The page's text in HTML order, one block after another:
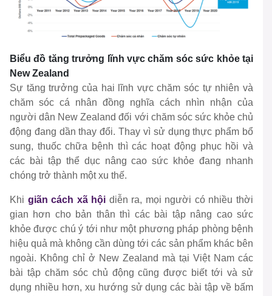
Biểu đồ tăng trưởng lĩnh vực chăm sóc sức khỏe tại
New Zealand
Sự tăng trưởng của hai lĩnh vực chăm sóc tự nhiên và
chăm sóc cá nhân đồng nghĩa cách nhìn nhận của
người dân New Zealand đối với chăm sóc sức khỏe chủ
động đang dần thay đổi. Thay vì sử dụng thực phẩm bổ
sung, thuốc chữa bệnh thì các hoạt động phục hồi và
các bài tập thể dục nâng cao sức khỏe đang nhanh
chóng trở thành một xu thế.
Khi giãn cách xã hội diễn ra, mọi người có nhiều thời
gian hơn cho bản thân thì các bài tập nâng cao sức
khỏe được chú ý tới như một phương pháp phòng bệnh
hiệu quả mà không cần dùng tới các sản phẩm khác bên
ngoài. Không chỉ ở New Zealand mà tại Việt Nam các
bài tập chăm sóc chủ động cũng được biết tới và sử
dụng nhiều hơn, xu hướng sử dụng các bài tập về bấm